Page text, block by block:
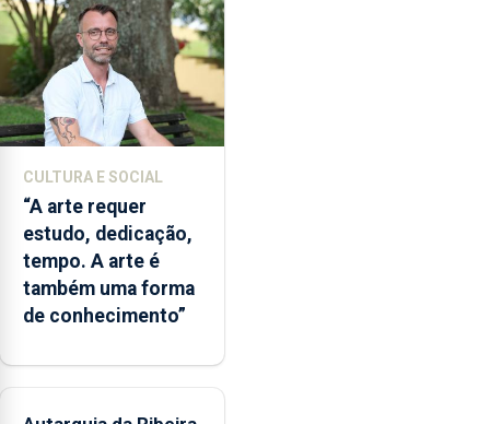
os
bombeiros
dos
Açores
com
responsabilidades
partilhadas
entre
o
Governo
Regional
e
CULTURA E SOCIAL
“A arte requer
estudo, dedicação,
tempo. A arte é
também uma forma
de conhecimento”